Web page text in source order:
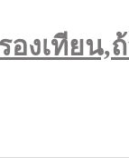
องเทียน,